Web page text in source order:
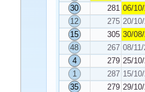
30
281 06/10/
12
275 20/10/
15
305 30/08/
48
267 08/11/
4
279 25/10/
1
287 15/10/
35
279 29/10/